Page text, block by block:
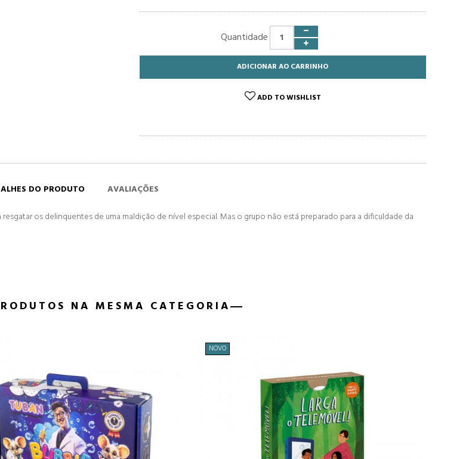
Quantidade
ADICIONAR AO CARRINHO
ADD TO WISHLIST
DO PRODUTO
AVALIAÇÕES
os delinquentes de uma maldição de nível especial.Mas o grupo não está preparado para a dificuldade da
NA MESMA CATEGORIA
NOVO